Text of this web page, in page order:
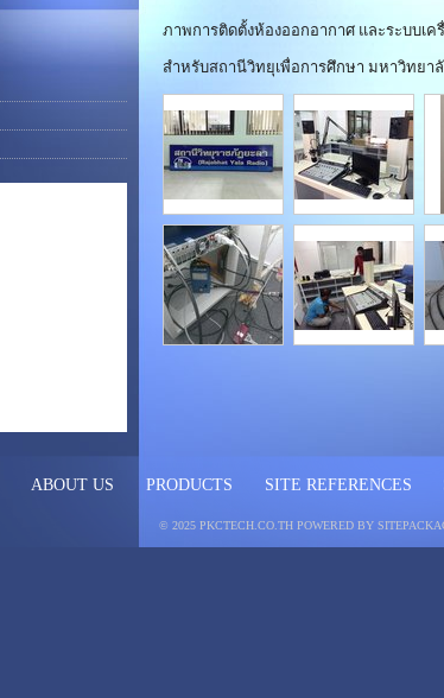
ภาพการติดตั้งห้องออกอากาศ และระบบเ
สำหรับสถานีวิทยุเพื่อการศึกษา มหาวิทยา
ABOUT US PRODUCTS SITE REFERENCES
© 2025 PKCTECH.CO.TH POWERED BY